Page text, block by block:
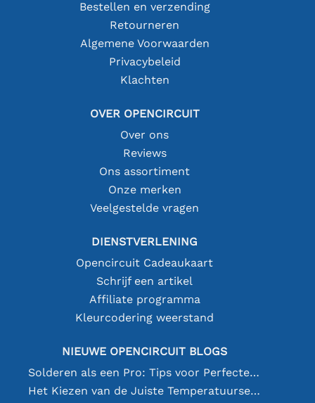
Bestellen en verzending
Retourneren
Algemene Voorwaarden
Privacybeleid
Klachten
OVER OPENCIRCUIT
Over ons
Reviews
Ons assortiment
Onze merken
Veelgestelde vragen
DIENSTVERLENING
Opencircuit Cadeaukaart
Schrijf een artikel
Affiliate programma
Kleurcodering weerstand
NIEUWE OPENCIRCUIT BLOGS
Solderen als een Pro: Tips voor Perfecte Elektronische Verbindingen
Het Kiezen van de Juiste Temperatuursensor [youtube]